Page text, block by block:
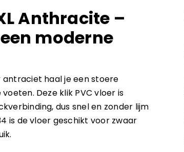
Anthracite –
moderne
antraciet haal je een stoere
Deze klik PVC vloer is
dus snel en zonder lijm
is de vloer geschikt voor zwaar